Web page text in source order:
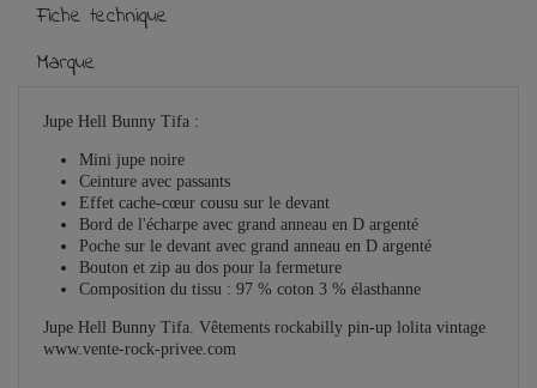
Fiche technique
Marque
Jupe Hell Bunny Tifa :
Mini jupe noire
Ceinture avec passants
Effet cache-cœur cousu sur le devant
Bord de l'écharpe avec grand anneau en D argenté
Poche sur le devant avec grand anneau en D argenté
Bouton et zip au dos pour la fermeture
Composition du tissu : 97 % coton 3 % élasthanne
Jupe Hell Bunny Tifa. Vêtements rockabilly pin-up lolita vintage
www.vente-rock-privee.com